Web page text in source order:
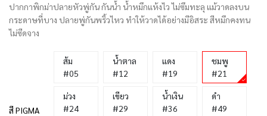
ปากกาพิกม่าปลายหัวพู่กัน กันน้ำ น้ำหมึกแห้งไว ไม่ซึมทะลุ แม้วาดลงบน
กระดาษที่บาง ปลายพู่กันพริ้วไหว ทำให้วาดได้อย่างมีอิสระ สีหมึกคงทน
ไม่ซีดจาง
สี PIGMA
ส้ม
#05
น้ำตาล
#12
แดง
#19
ชมพู
#21
ม่วง
#24
เขียว
#29
น้ำเงิน
#36
ดำ
#49